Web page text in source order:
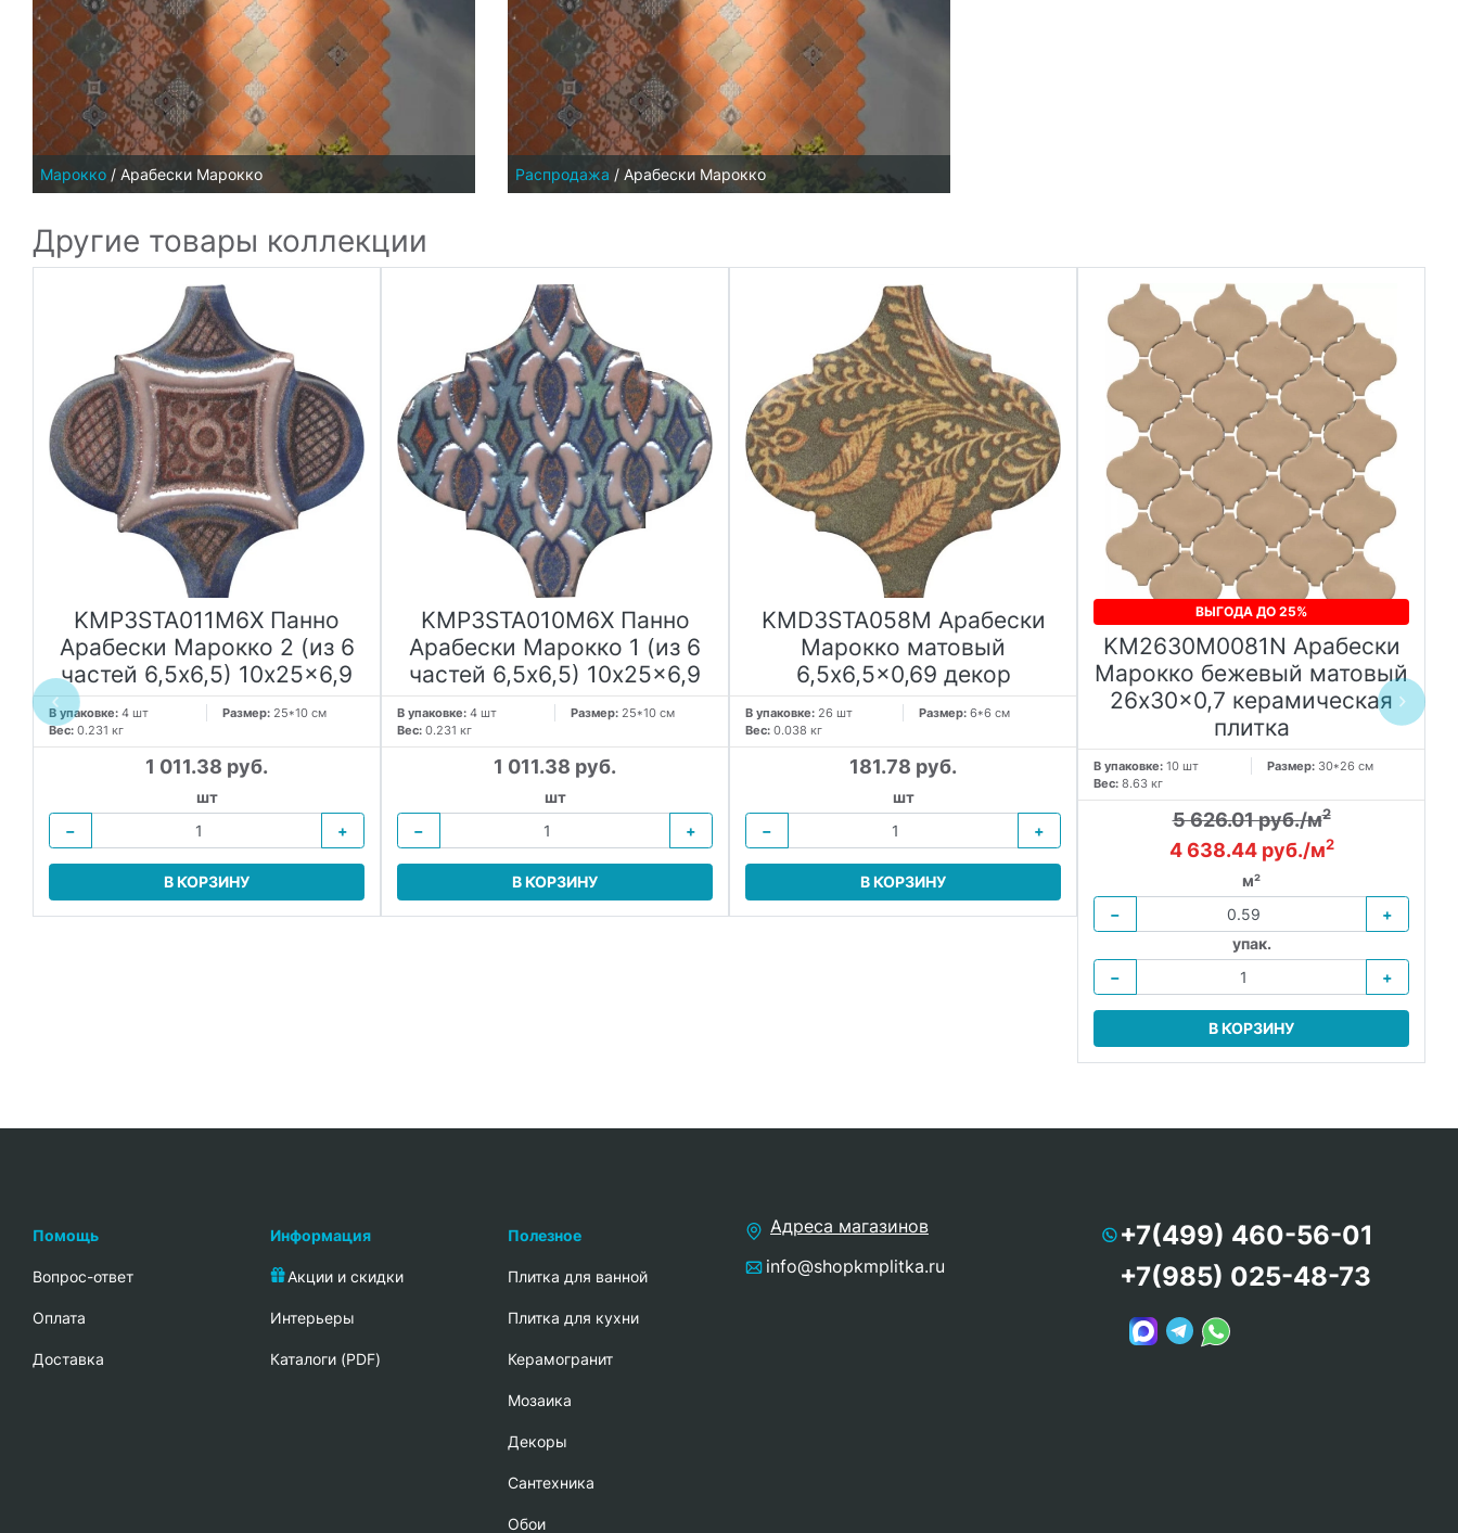
Марокко / Арабески Марокко Распродажа / Арабески Марокко
Другие товары коллекции
KMP3STA011M6X Панно
Арабески Марокко 2 (из 6
частей 6,5x6,5) 10x25x6,9
В упаковке: 4 шт Размер: 25*10 см
Вес: 0.231 кг
1 011.38 руб.
шт
−
+
В КОРЗИНУ
KMP3STA010M6X Панно
Арабески Марокко 1 (из 6
частей 6,5x6,5) 10x25x6,9
В упаковке: 4 шт Размер: 25*10 см
Вес: 0.231 кг
1 011.38 руб.
шт
−
+
В КОРЗИНУ
KMD3STA058M Арабески
Марокко матовый
6,5x6,5x0,69 декор
В упаковке: 26 шт Размер: 6*6 см
Вес: 0.038 кг
181.78 руб.
шт
−
+
В КОРЗИНУ
ВЫГОДА ДО 25%
KM2630M0081N Арабески
Марокко бежевый матовый
26x30x0,7 керамическая
плитка
В упаковке: 10 шт Размер: 30*26 см
Вес: 8.63 кг
5 626.01 руб./м2
4 638.44 руб./м2
м²
−
+
упак.
−
+
В КОРЗИНУ
Помощь
Вопрос-ответ
Oплата
Доставка
Информация
Акции и скидки
Интерьеры
Каталоги (PDF)
Полезное
Плитка для ванной
Плитка для кухни
Керамогранит
Мозаика
Декоры
Сантехника
Обои
Адреса магазинов
info@shopkmplitka.ru
+7(499) 460-56-01
+7(985) 025-48-73